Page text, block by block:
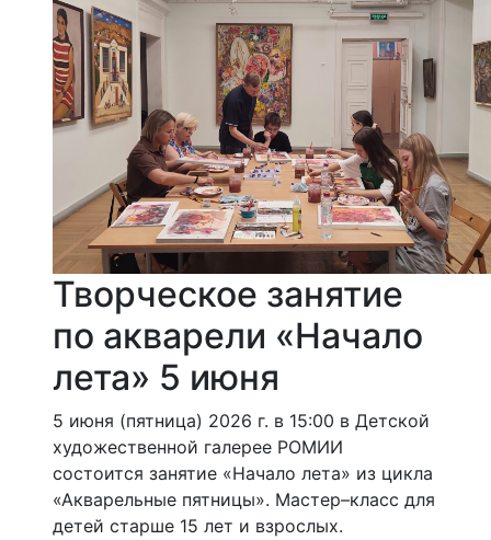
Творческое занятие
по акварели «Начало
лета» 5 июня
5 июня (пятница) 2026 г. в 15:00 в Детской
художественной галерее РОМИИ
состоится занятие «Начало лета» из цикла
«Акварельные пятницы». Мастер–класс для
детей старше 15 лет и взрослых.